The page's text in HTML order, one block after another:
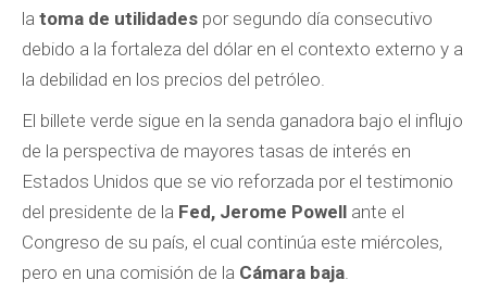
la toma de utilidades por segundo día consecutivo
debido a la fortaleza del dólar en el contexto externo y a
la debilidad en los precios del petróleo.
El billete verde sigue en la senda ganadora bajo el influjo
de la perspectiva de mayores tasas de interés en
Estados Unidos que se vio reforzada por el testimonio
del presidente de la Fed, Jerome Powell ante el
Congreso de su país, el cual continúa este miércoles,
pero en una comisión de la Cámara baja